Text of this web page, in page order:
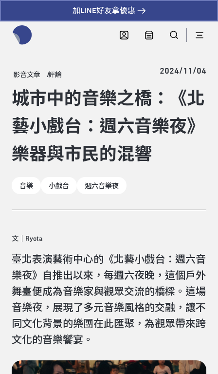
加LINE好友拿優惠
影音文章 評論 2024/11/04
城市中的音樂之橋：《北
藝小戲台：週六音樂夜》
樂器與市民的混響
音樂 小戲台 週六音樂夜
文｜Ryota
臺北表演藝術中心的《北藝小戲台：週六音
樂夜》自推出以來，每週六夜晚，這個戶外
舞臺便成為音樂家與觀眾交流的橋樑。這場
音樂夜，展現了多元音樂風格的交融，讓不
同文化背景的樂團在此匯聚，為觀眾帶來跨
文化的音樂饗宴。